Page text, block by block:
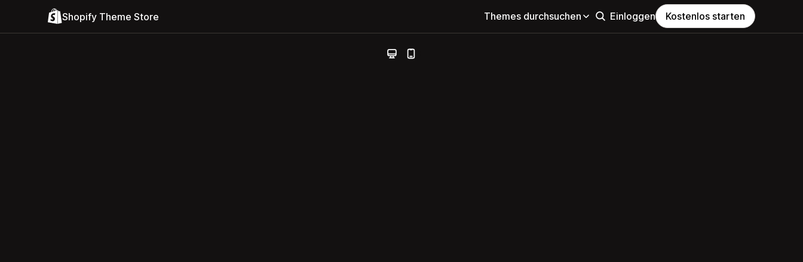
Shopify Theme Store Themes durchsuchen Einloggen Kostenlos starten